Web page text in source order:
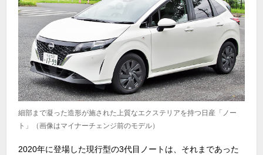
細部まで凝った造形が施された上質なエクステリアを持つ日産「ノー
ト」（画像はマイナーチェンジ前のモデル）
2020年に登場した現行型の3代目ノートは、それまであった